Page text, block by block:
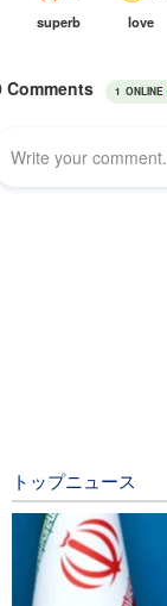
トップニュース